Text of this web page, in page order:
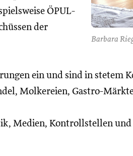
Barbara
ÖPUL-
der
ein und sind in stetem
Molkereien, Gastro-
Medien, Kontrollstellen und